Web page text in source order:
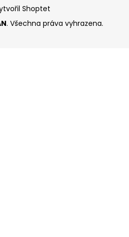
Shoptet
. Všechna práva vyhrazena.